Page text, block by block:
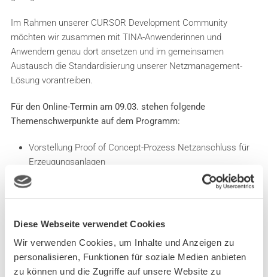
Diese Webseite verwendet Cookies
Wir verwenden Cookies, um Inhalte und Anzeigen zu
personalisieren, Funktionen für soziale Medien anbieten
zu können und die Zugriffe auf unsere Website zu
Im Rahmen unserer CURSOR Development Community
möchten wir zusammen mit TINA-Anwenderinnen und
Anwendern genau dort ansetzen und im gemeinsamen
Austausch die Standardisierung unserer Netzmanagement-
Lösung vorantreiben.
Für den Online-Termin am 09.03. stehen folgende
Themenschwerpunkte auf dem Programm:
Vorstellung Proof of Concept-Prozess Netzanschluss für
Erzeugungsanlagen
Verifikation und Aufnahme Änderungswünsche
Offener Austausch / Ideensammlung für zukünftige
Zusammenfassung und Definition der weiteren
Teilnahmebedingungen